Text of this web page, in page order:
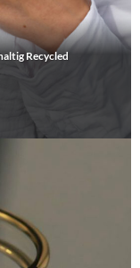
Recycled